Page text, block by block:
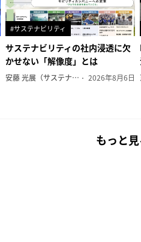
#サステナビリティ
サステナビリティの社内浸透に欠
かせない「解像度」とは
安藤 光展（サステナビリティ・コンサルタント） 2026年8月6日
もっと